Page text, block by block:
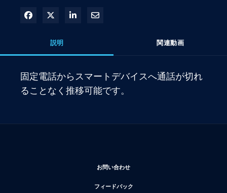
Facebook で共有
Xで共有する
LinkedIn で共有
電子メールで共有
説明 関連動画
固定電話からスマートデバイスへ通話が切れ
ることなく推移可能です。
お問い合わせ新しいウィンドウで開く
フィードバック新しいウィンドウで開く